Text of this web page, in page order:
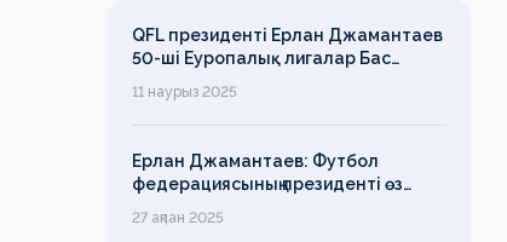
QFL президенті Ерлан Джамантаев
50-ші Еуропалық лигалар Бас
11 наурыз 2025
Ерлан Джамантаев: Футбол
федерациясының президенті өз
алайда оның сөзі түкке тұрмайды!
27 ақпан 2025